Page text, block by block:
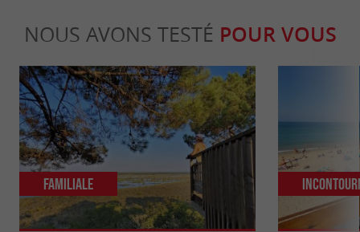
NOUS AVONS TESTÉ POUR VOUS
Familiale